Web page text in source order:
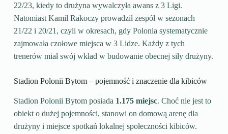
22/23, kiedy to drużyna wywalczyła awans z 3 Ligi.
Natomiast Kamil Rakoczy prowadził zespół w sezonach
21/22 i 20/21, czyli w okresach, gdy Polonia systematycznie
zajmowała czołowe miejsca w 3 Lidze. Każdy z tych
trenerów miał swój wkład w budowanie obecnej siły drużyny.
Stadion Polonii Bytom – pojemność i znaczenie dla kibiców
Stadion Polonii Bytom posiada 1.175 miejsc. Choć nie jest to
obiekt o dużej pojemności, stanowi on domową arenę dla
drużyny i miejsce spotkań lokalnej społeczności kibiców.